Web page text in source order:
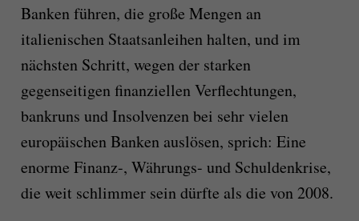
Banken führen, die große Mengen an
italienischen Staatsanleihen halten, und im
nächsten Schritt, wegen der starken
gegenseitigen finanziellen Verflechtungen,
bankruns und Insolvenzen bei sehr vielen
europäischen Banken auslösen, sprich: Eine
enorme Finanz-, Währungs- und Schuldenkrise,
die weit schlimmer sein dürfte als die von 2008.